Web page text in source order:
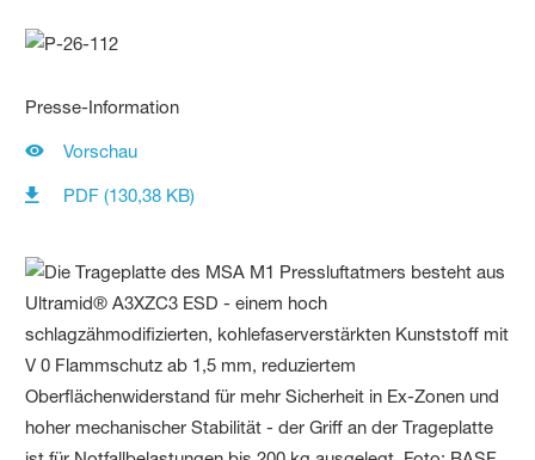
Presse-Information
Vorschau
PDF (130,38 KB)